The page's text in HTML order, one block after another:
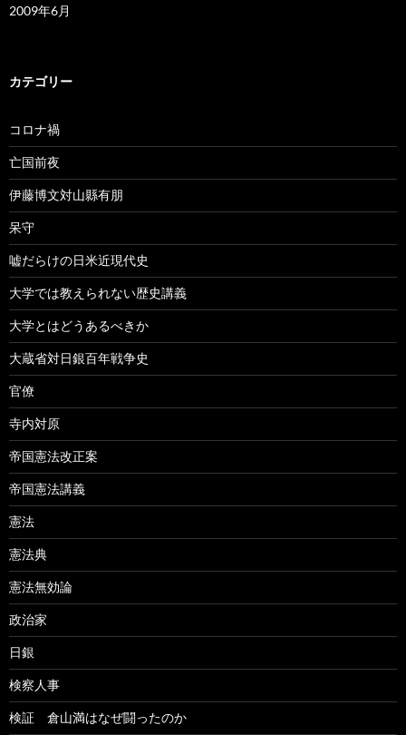
2009年6月
カテゴリー
コロナ禍
亡国前夜
伊藤博文対山縣有朋
呆守
嘘だらけの日米近現代史
大学では教えられない歴史講義
大学とはどうあるべきか
大蔵省対日銀百年戦争史
官僚
寺内対原
帝国憲法改正案
帝国憲法講義
憲法
憲法典
憲法無効論
政治家
日銀
検察人事
検証 倉山満はなぜ闘ったのか